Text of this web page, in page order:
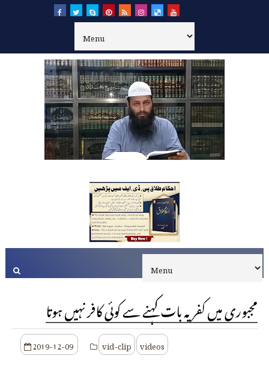
مجبوری میں کفریہ بات کہنے سے کوئی کافر نہیں ہوتا
2019-12-09 vid-clip videos